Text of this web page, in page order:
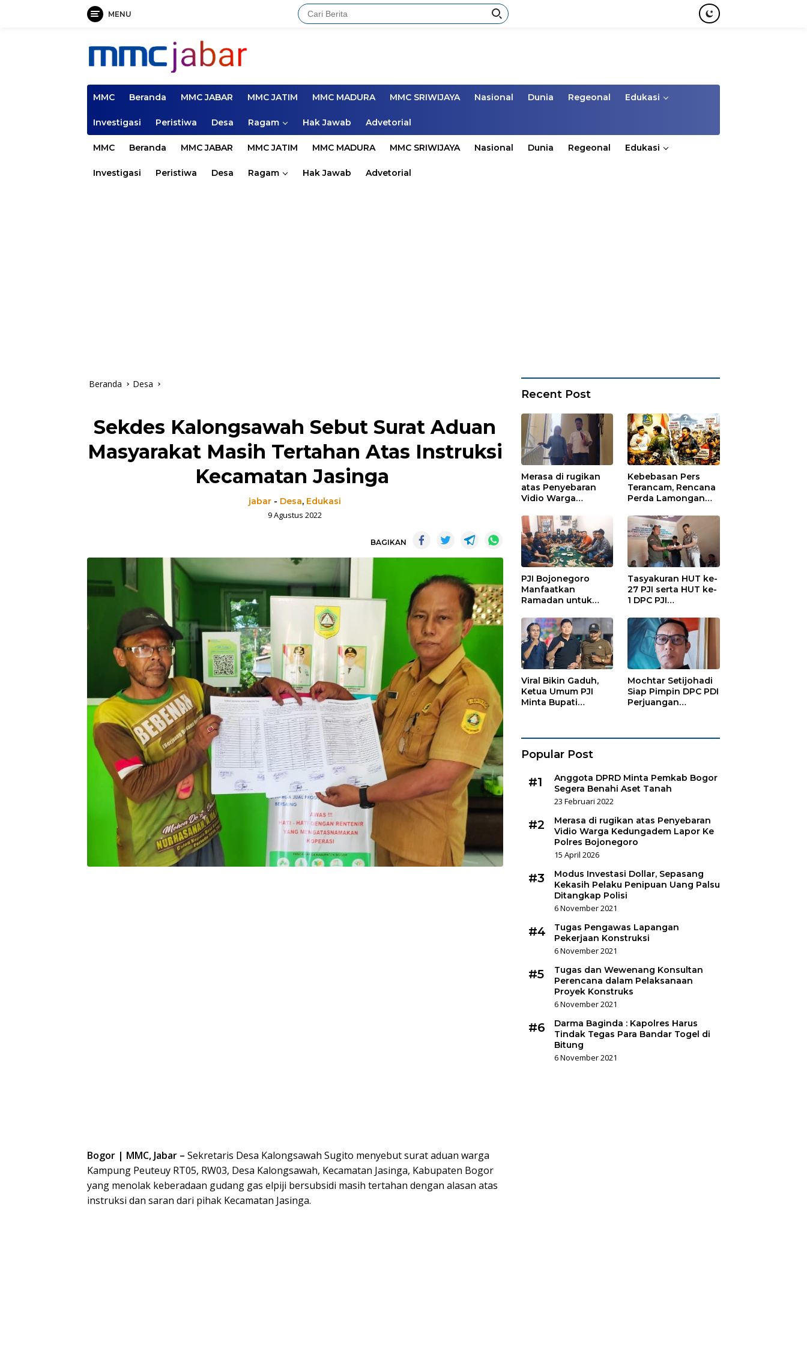
MENU
MMC Beranda MMC JABAR MMC JATIM MMC MADURA MMC SRIWIJAYA Nasional Dunia Regeonal Edukasi
Investigasi Peristiwa Desa Ragam Hak Jawab Advetorial
MMC Beranda MMC JABAR MMC JATIM MMC MADURA MMC SRIWIJAYA Nasional Dunia Regeonal Edukasi
Investigasi Peristiwa Desa Ragam Hak Jawab Advetorial
Beranda Desa
Sekdes Kalongsawah Sebut Surat Aduan
Masyarakat Masih Tertahan Atas Instruksi
Kecamatan Jasinga
jabar - Desa, Edukasi
9 Agustus 2022
BAGIKAN
Bogor | MMC, Jabar – Sekretaris Desa Kalongsawah Sugito menyebut surat aduan warga
Kampung Peuteuy RT05, RW03, Desa Kalongsawah, Kecamatan Jasinga, Kabupaten Bogor
yang menolak keberadaan gudang gas elpiji bersubsidi masih tertahan dengan alasan atas
instruksi dan saran dari pihak Kecamatan Jasinga.
Recent Post
Merasa di rugikan
atas Penyebaran
Vidio Warga
Ke Polres
Bojonegoro
Kebebasan Pers
Terancam, Rencana
Perda Lamongan
PJI Bojonegoro
Manfaatkan
Ramadan untuk
Organisasi dan
Kebersamaan
Tasyakuran HUT ke-
27 PJI serta HUT ke-
1 DPC PJI
Hadiri Puluhan
Wartawan
Viral Bikin Gaduh,
Ketua Umum PJI
Minta Bupati
Mochtar Setijohadi
Siap Pimpin DPC PDI
Perjuangan
Popular Post
#1
Anggota DPRD Minta Pemkab Bogor
Segera Benahi Aset Tanah
23 Februari 2022
#2
Merasa di rugikan atas Penyebaran
Vidio Warga Kedungadem Lapor Ke
Polres Bojonegoro
15 April 2026
#3
Modus Investasi Dollar, Sepasang
Kekasih Pelaku Penipuan Uang Palsu
Ditangkap Polisi
6 November 2021
#4
Tugas Pengawas Lapangan
Pekerjaan Konstruksi
6 November 2021
#5
Tugas dan Wewenang Konsultan
Perencana dalam Pelaksanaan
Proyek Konstruks
6 November 2021
#6
Darma Baginda : Kapolres Harus
Tindak Tegas Para Bandar Togel di
Bitung
6 November 2021